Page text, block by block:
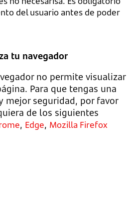
del usuario antes de poder
tu navegador
no permite visualizar
Para que tengas una
mejor seguridad, por favor
de los siguientes
, Edge, Mozilla Firefox